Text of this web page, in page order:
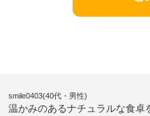
smile0403(40代・男性)
温かみのあるナチュラルな食